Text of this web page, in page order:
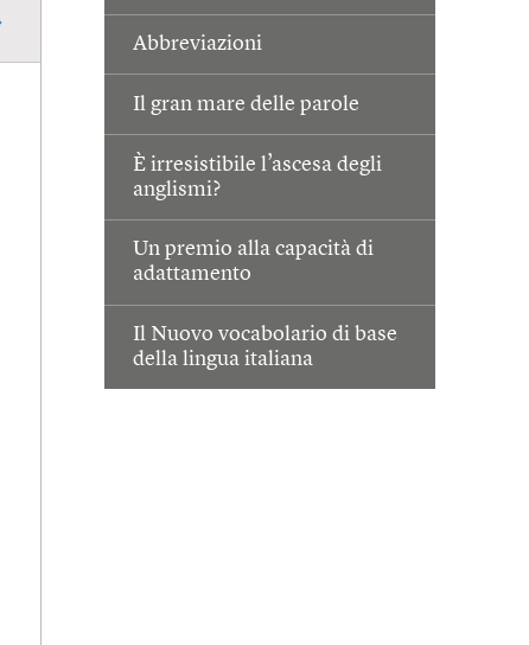
Abbreviazioni
Il gran mare delle parole
È irresistibile l’ascesa degli
anglismi?
Un premio alla capacità di
adattamento
Il Nuovo vocabolario di base
della lingua italiana